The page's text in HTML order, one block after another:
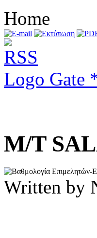
Home
Logo Gate
Μ/Τ
Written